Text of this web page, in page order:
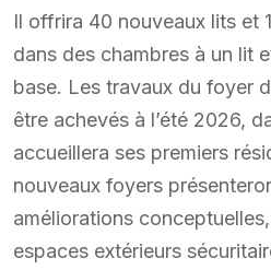
Il offrira 40 nouveaux lits et
dans des chambres à un lit
base. Les travaux du foyer
être achevés à l’été 2026,
accueillera ses premiers
nouveaux foyers
améliorations
espaces extérieurs